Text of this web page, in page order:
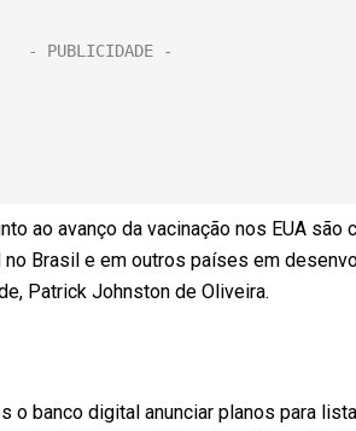
ao avanço da vacinação nos EUA são
Brasil e em outros países em
Patrick Johnston de Oliveira.
o banco digital anunciar planos para